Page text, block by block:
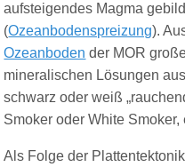
aufsteigendes Magma
(Ozeanbodenspreizung).
Ozeanboden der MOR
mineralischen Lösungen
schwarz oder weiß
Smoker oder White Smoker,
Als Folge der